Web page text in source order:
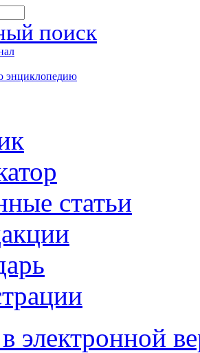
поиск
энциклопедию
статьи
электронной